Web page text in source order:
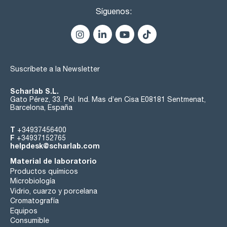
Síguenos:
Suscríbete a la Newsletter
Scharlab S.L.
Gato Pérez, 33. Pol. Ind. Mas d’en Cisa E08181 Sentmenat,
Barcelona, España
T +34937456400
F +34937152765
helpdesk@scharlab.com
Material de laboratorio
Productos químicos
Microbiología
Vidrio, cuarzo y porcelana
Cromatografía
Equipos
Consumible